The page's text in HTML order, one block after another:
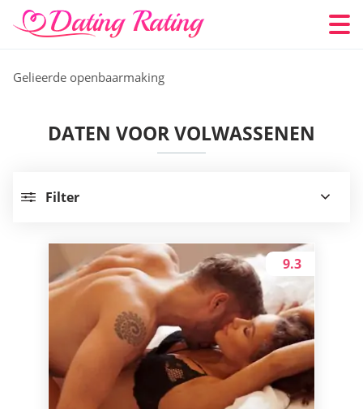
Gelieerde openbaarmaking
DATEN VOOR VOLWASSENEN
Filter
9.3